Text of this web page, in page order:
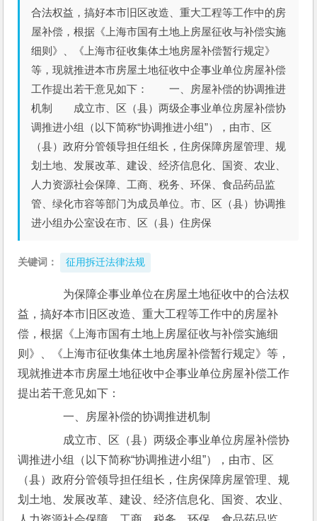
合法权益，搞好本市旧区改造、重大工程等工作中的房
屋补偿，根据《上海市国有土地上房屋征收与补偿实施
细则》、《上海市征收集体土地房屋补偿暂行规定》
等，现就推进本市房屋土地征收中企事业单位房屋补偿
工作提出若干意见如下： 一、房屋补偿的协调推进
机制 成立市、区（县）两级企事业单位房屋补偿协
调推进小组（以下简称“协调推进小组”），由市、区
（县）政府分管领导担任组长，住房保障房屋管理、规
划土地、发展改革、建设、经济信息化、国资、农业、
人力资源社会保障、工商、税务、环保、食品药品监
管、绿化市容等部门为成员单位。市、区（县）协调推
进小组办公室设在市、区（县）住房保
关键词： 征用拆迁法律法规
为保障企事业单位在房屋土地征收中的合法权
益，搞好本市旧区改造、重大工程等工作中的房屋补
偿，根据《上海市国有土地上房屋征收与补偿实施细
则》、《上海市征收集体土地房屋补偿暂行规定》等，
现就推进本市房屋土地征收中企事业单位房屋补偿工作
提出若干意见如下：
一、房屋补偿的协调推进机制
成立市、区（县）两级企事业单位房屋补偿协
调推进小组（以下简称“协调推进小组”），由市、区
（县）政府分管领导担任组长，住房保障房屋管理、规
划土地、发展改革、建设、经济信息化、国资、农业、